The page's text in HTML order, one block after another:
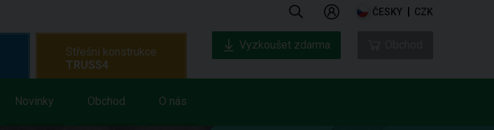
ČESKY CZK
Novinky Obchod O nás
Střešní konstrukce
TRUSS4
Vyzkoušet zdarma